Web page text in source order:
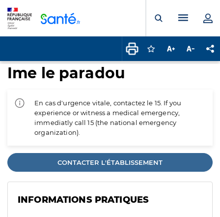
Ouvrir laMenu
Connectez-vous
Augmenter la
Ime le paradou
En cas d'urgence vitale, contactez le 15. If you
experience or witness a medical emergency,
immediatly call 15 (the national emergency
organization).
CONTACTER L'ÉTABLISSEMENT
INFORMATIONS PRATIQUES